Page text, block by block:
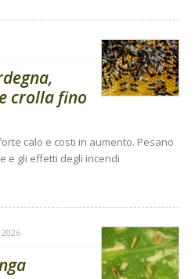
crolla fino
calo e costi in aumento. Pesano
e gli effetti degli incendi